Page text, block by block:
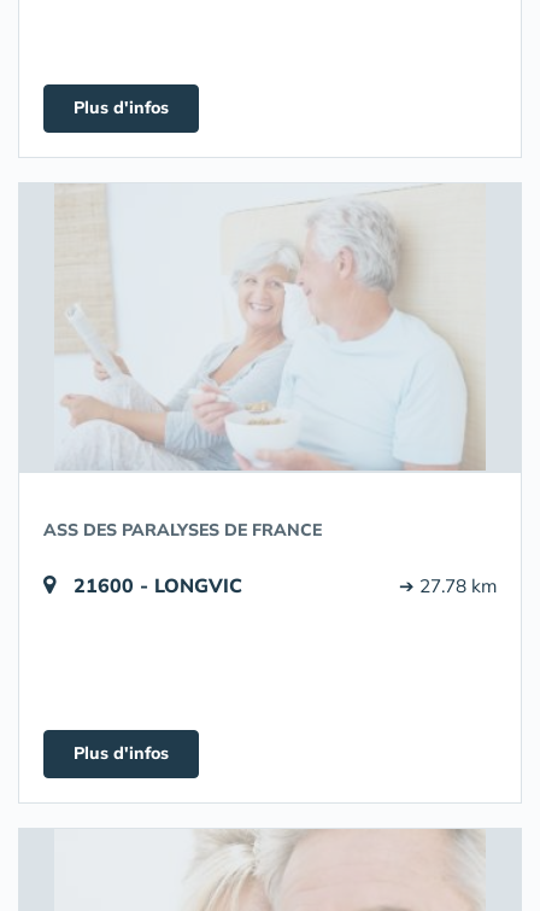
Plus d'infos
ASS DES PARALYSES DE FRANCE
21600 - LONGVIC ➔ 27.78 km
Plus d'infos